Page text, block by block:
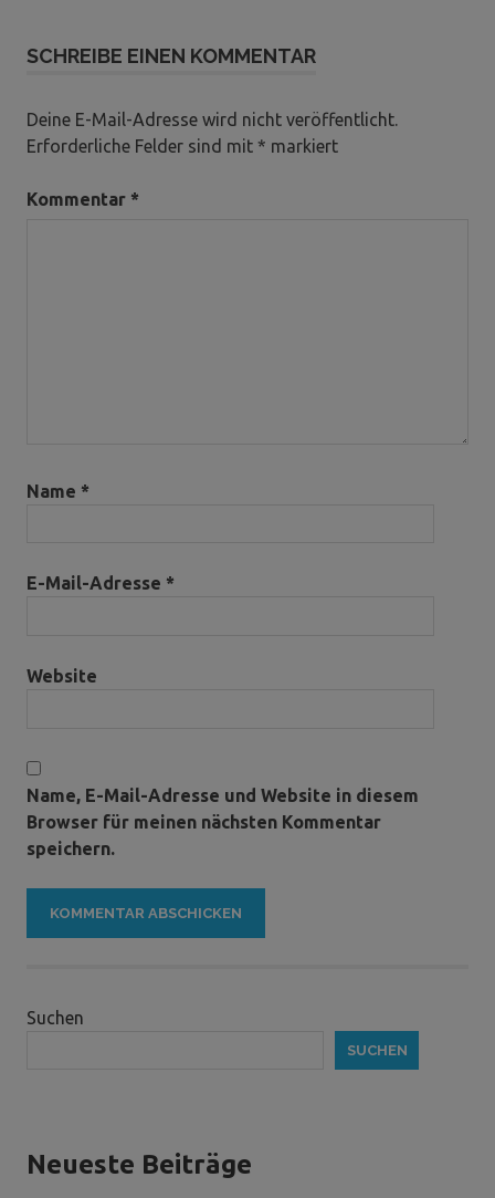
SCHREIBE EINEN KOMMENTAR
Deine E-Mail-Adresse wird nicht veröffentlicht.
Erforderliche Felder sind mit * markiert
Kommentar *
Name *
E-Mail-Adresse *
Website
Name, E-Mail-Adresse und Website in diesem
Browser für meinen nächsten Kommentar
speichern.
Suchen
SUCHEN
Neueste Beiträge